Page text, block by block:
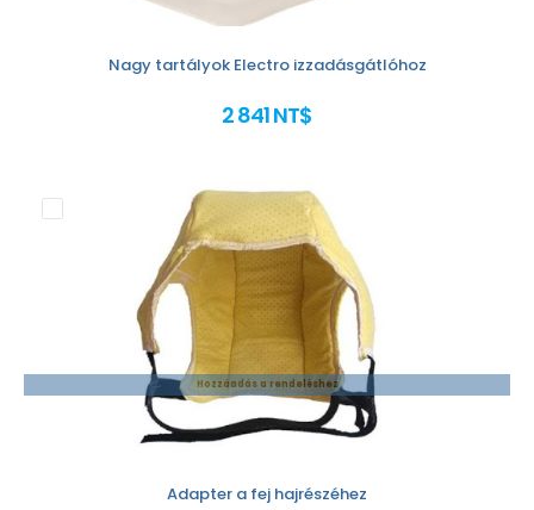
Nagy tartályok Electro izzadásgátlóhoz
2 841 NT$
Hozzáadás a rendeléshez
Adapter a fej hajrészéhez